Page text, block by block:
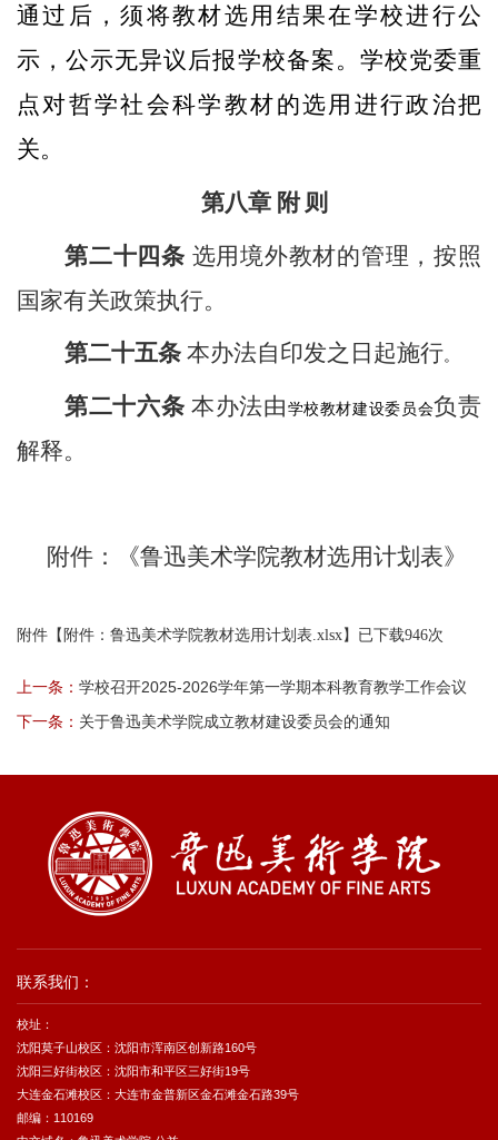
通过后，须将教材选用结果在学校进行公
示，公示无异议后报学校备案。学校党委重
点对哲学社会科学教材的选用进行政治把
关。
第八章 附 则
第二十四条 选用境外教材的管理，按照
国家有关政策执行。
第二十五条 本办法自印发之日起施行。
第二十六条 本办法由 学校教材建设委员会负责
解释。
附件：《鲁迅美术学院教材选用计划表》
附件【 附件：鲁迅美术学院教材选用计划表.xlsx】已下载946次
上一条： 学校召开2025-2026学年第一学期本科教育教学工作会议
下一条： 关于鲁迅美术学院成立教材建设委员会的通知
联系我们：
校址：
沈阳莫子山校区：沈阳市浑南区创新路160号
沈阳三好街校区：沈阳市和平区三好街19号
大连金石滩校区：大连市金普新区金石滩金石路39号
邮编：110169